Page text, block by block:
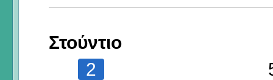
Στούντιο
2